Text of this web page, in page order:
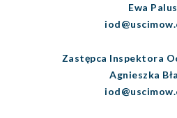
Ewa
Zastępca Inspektora
Agnieszka